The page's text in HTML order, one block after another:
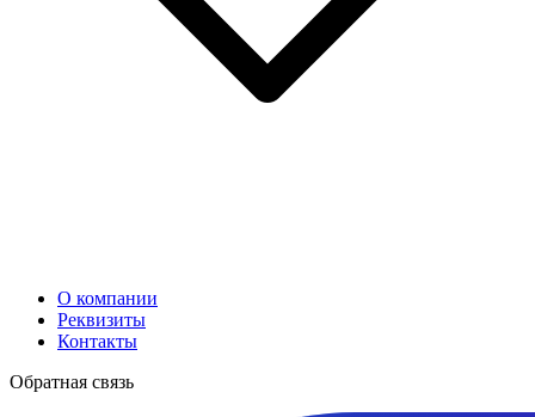
О компании
Реквизиты
Контакты
Обратная связь